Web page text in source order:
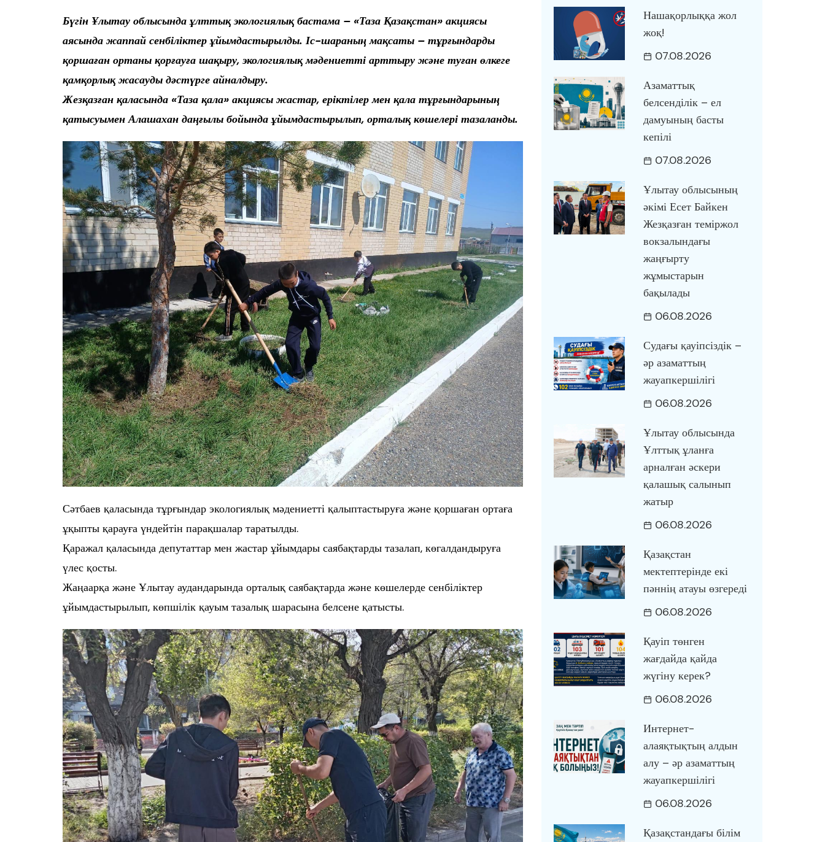
Бүгін Ұлытау облысында ұлттық экологиялық бастама – «Таза Қазақстан» акциясы
аясында жаппай сенбіліктер ұйымдастырылды. Іс-шараның мақсаты – тұрғындарды
қоршаған ортаны қорғауға шақыру, экологиялық мәдениетті арттыру және туған өлкеге
қамқорлық жасауды дәстүрге айналдыру.
​Жезқазған қаласында «Таза қала» акциясы жастар, еріктілер мен қала тұрғындарының
қатысуымен Алашахан даңғылы бойында ұйымдастырылып, орталық көшелері тазаланды.
Сәтбаев қаласында тұрғындар экологиялық мәдениетті қалыптастыруға және қоршаған ортаға
ұқыпты қарауға үндейтін парақшалар таратылды.
Қаражал қаласында депутаттар мен жастар ұйымдары саябақтарды тазалап, көгалдандыруға
үлес қосты.
Жаңаарқа және Ұлытау аудандарында орталық саябақтарда және көшелерде сенбіліктер
ұйымдастырылып, көпшілік қауым тазалық шарасына белсене қатысты.
Нашақорлыққа жол
жоқ!
07.08.2026
Азаматтық
белсенділік – ел
дамуының басты
кепілі
07.08.2026
Ұлытау облысының
әкімі Есет Байкен
Жезқазған теміржол
вокзалындағы
жаңғырту
жұмыстарын
бақылады
06.08.2026
Судағы қауіпсіздік –
әр азаматтың
жауапкершілігі
06.08.2026
Ұлытау облысында
Ұлттық ұланға
арналған әскери
қалашық салынып
жатыр
06.08.2026
Қазақстан
мектептерінде екі
пәннің атауы өзгереді
06.08.2026
Қауіп төнген
жағдайда қайда
жүгіну керек?
06.08.2026
Интернет-
алаяқтықтың алдын
алу – әр азаматтың
жауапкершілігі
06.08.2026
Қазақстандағы білім